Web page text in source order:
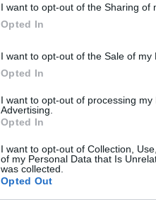
I want to opt-out of the Sharing of
Opted In
I want to opt-out of the Sale of my
Opted In
I want to opt-out of processing
Advertising.
Opted In
I want to opt-out of Collection,
of my Personal Data that Is
was collected.
Opted Out